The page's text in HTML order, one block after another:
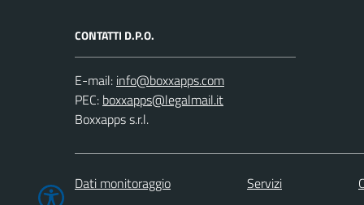
CONTATTI D.P.O.
E-mail:
PEC:
Boxxapps s.r.l.
Dati monitoraggio Servizi